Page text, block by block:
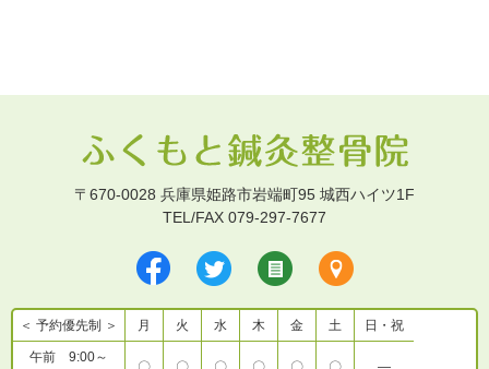
〒670-0028 兵庫県姫路市岩端町95 城西ハイツ1F
TEL/FAX 079-297-7677
＜ 予約優先制 ＞ 月 火 水 木 金 土 日・祝
午前 9:00～